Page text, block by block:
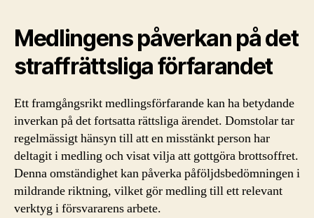
Medlingens påverkan på det
straffrättsliga förfarandet
Ett framgångsrikt medlingsförfarande kan ha betydande
inverkan på det fortsatta rättsliga ärendet. Domstolar tar
regelmässigt hänsyn till att en misstänkt person har
deltagit i medling och visat vilja att gottgöra brottsoffret.
Denna omständighet kan påverka påföljdsbedömningen i
mildrande riktning, vilket gör medling till ett relevant
verktyg i försvararens arbete.